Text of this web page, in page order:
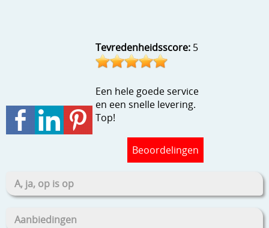
Tevredenheidsscore: 5
Een hele goede service
en een snelle levering.
Top!
Beoordelingen
A, ja, op is op
Aanbiedingen